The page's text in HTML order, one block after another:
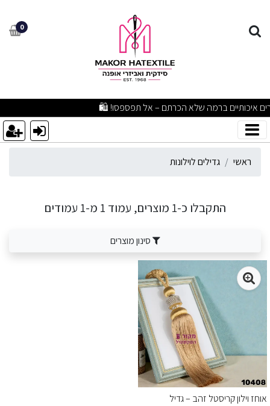
גדילים לוילונות 0
מפתיעים ומוצרים איכותיים ברמה שלא הכרתם – אל תפספסו! 🛍️
ראשי גדילים לוילונות
התקבלו כ-1 מוצרים, עמוד 1 מ-1 עמודים
סינון מוצרים
אוחז וילון קריסטל זהב – גדיל